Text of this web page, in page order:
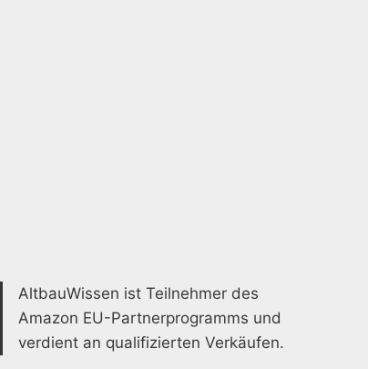
AltbauWissen ist Teilnehmer des
Amazon EU-Partnerprogramms und
verdient an qualifizierten Verkäufen.